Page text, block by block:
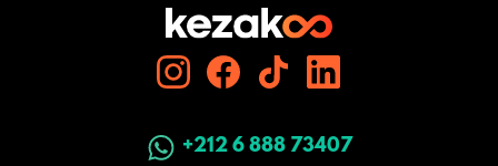
+212 6 888 73407